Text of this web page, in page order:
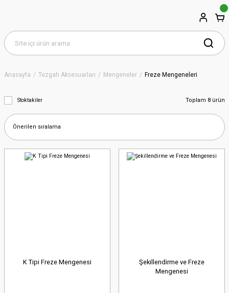
Anasayfa Tezgah Aksesuarları Mengeneler Freze Mengeneleri
Stoktakiler Toplam 8 ürün
K Tipi Freze Mengenesi
Şekillendirme ve Freze
Mengenesi